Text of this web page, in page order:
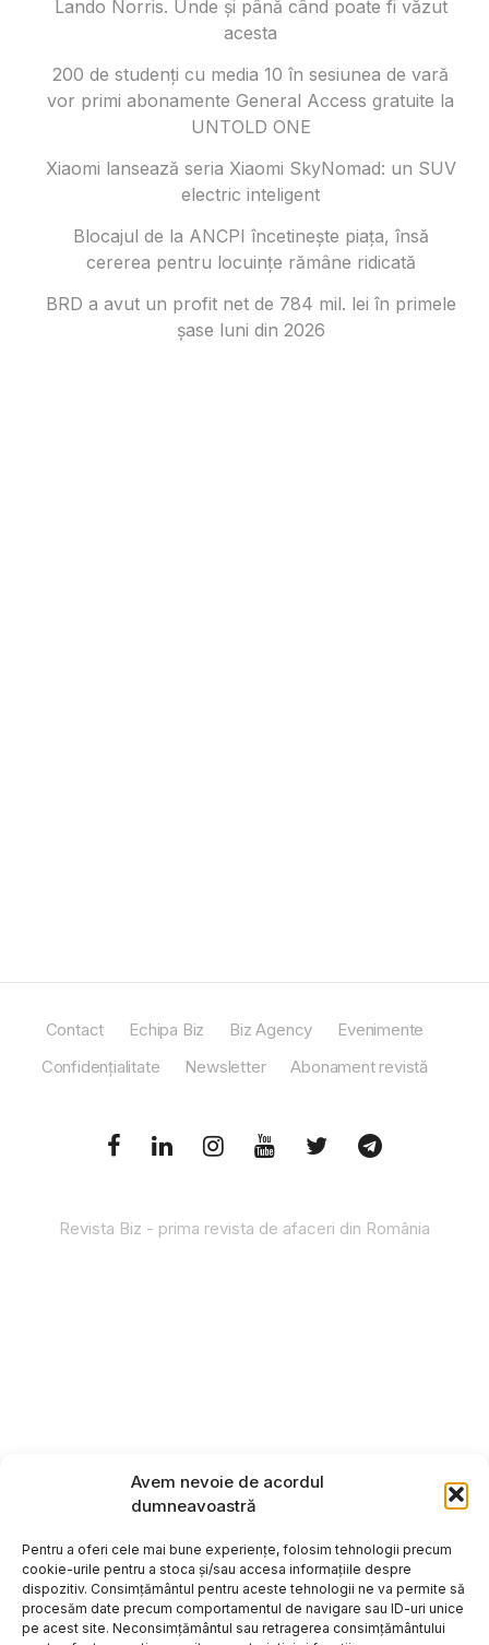
Avem nevoie de acordul
dumneavoastră
Pentru a oferi cele mai bune experiențe, folosim tehnologii precum
cookie-urile pentru a stoca și/sau accesa informațiile despre
dispozitiv. Consimțământul pentru aceste tehnologii ne va permite să
procesăm date precum comportamentul de navigare sau ID-uri unice
pe acest site. Neconsimțământul sau retragerea consimțământului
Lando Norris. Unde și până când poate fi văzut
acesta
200 de studenți cu media 10 în sesiunea de vară
vor primi abonamente General Access gratuite la
UNTOLD ONE
Xiaomi lansează seria Xiaomi SkyNomad: un SUV
electric inteligent
Blocajul de la ANCPI încetinește piața, însă
cererea pentru locuințe rămâne ridicată
BRD a avut un profit net de 784 mil. lei în primele
șase luni din 2026
Contact Echipa Biz Biz Agency
Evenimente
Confidențialitate
Newsletter Abonament revistă
Revista Biz - prima revista de afaceri din România